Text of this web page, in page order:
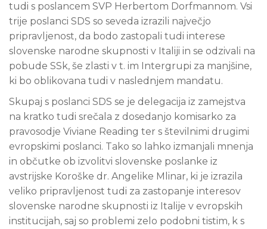
tudi s poslancem SVP Herbertom Dorfmannom. Vsi
trije poslanci SDS so seveda izrazili največjo
pripravljenost, da bodo zastopali tudi interese
slovenske narodne skupnosti v Italiji in se odzivali na
pobude SSk, še zlasti v t. im Intergrupi za manjšine,
ki bo oblikovana tudi v naslednjem mandatu.
Skupaj s poslanci SDS se je delegacija iz zamejstva
na kratko tudi srečala z dosedanjo komisarko za
pravosodje Viviane Reading ter s številnimi drugimi
evropskimi poslanci. Tako so lahko izmanjali mnenja
in občutke ob izvolitvi slovenske poslanke iz
avstrijske Koroške dr. Angelike Mlinar, ki je izrazila
veliko pripravljenost tudi za zastopanje interesov
slovenske narodne skupnosti iz Italije v evropskih
institucijah, saj so problemi zelo podobni tistim, k s